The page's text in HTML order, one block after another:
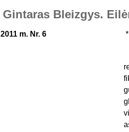
Gintaras Bleizgys.
2011 m. Nr. 6 *